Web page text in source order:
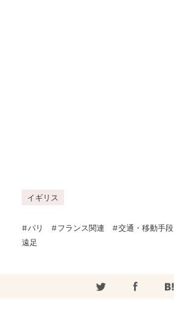
イギリス
パリ フランス関連 交通・移動手段
遠足